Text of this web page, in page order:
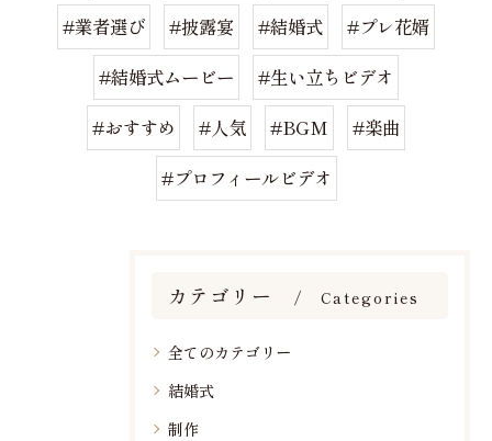
#業者選び
#披露宴 #結婚式
#プレ花婿
#結婚式ムービー
#生い立ちビデオ
#おすすめ
#人気 #BGM
#楽曲
#プロフィールビデオ
カテゴリー Categories
全てのカテゴリー
結婚式
制作